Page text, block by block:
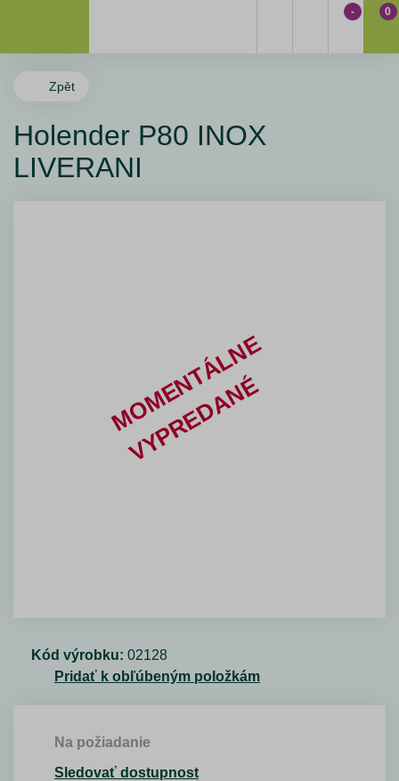
- 0
Zpět
Holender P80 INOX
LIVERANI
Kód výrobku: 02128
Pridať k obľúbeným položkám
Na požiadanie
Sledovať dostupnost